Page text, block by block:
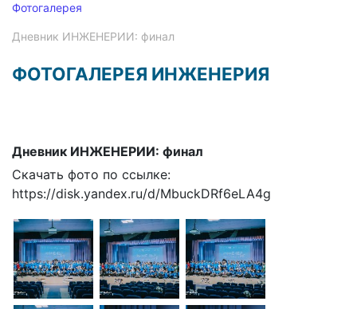
Фотогалерея
Дневник ИНЖЕНЕРИИ: финал
ФОТОГАЛЕРЕЯ ИНЖЕНЕРИЯ
Дневник ИНЖЕНЕРИИ: финал
Скачать фото по ссылке:
https://disk.yandex.ru/d/MbuckDRf6eLA4g